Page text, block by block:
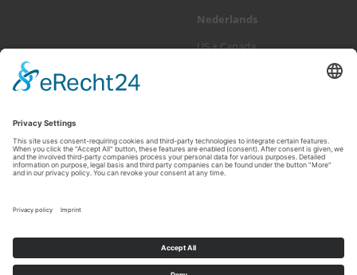
Nederlands
US + Canada
NIEUWSBRIEF ABONNEREN
MAILADRES
Op elk moment uitschrijven >Nieuwsbrief
ENJOY YOUR RIDE!